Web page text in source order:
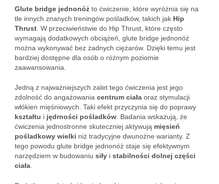
Glute bridge jednonóż to ćwiczenie, które wyróżnia się na
tle innych znanych treningów pośladków, takich jak Hip
Thrust . W przeciwieństwie do Hip Thrust, które często
wymagają dodatkowych obciążeń, glute bridge jednonóż
można wykonywać bez żadnych ciężarów. Dzięki temu jest
bardziej dostępne dla osób o różnym poziomie
zaawansowania.
Jedną z najważniejszych zalet tego ćwiczenia jest jego
zdolność do angażowania centrum ciała oraz stymulacji
włókien mięśniowych. Taki efekt przyczynia się do poprawy
kształtu i jędrności pośladków . Badania wskazują, że
ćwiczenia jednostronne skuteczniej aktywują mięsień
pośladkowy wielki niż tradycyjne dwunożne warianty. Z
tego powodu glute bridge jednonóż staje się efektywnym
narzędziem w budowaniu siły i stabilności dolnej części
ciała